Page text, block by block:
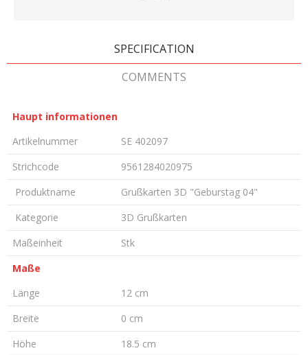
SPECIFICATION
COMMENTS
Haupt informationen
Artikelnummer
SE 402097
Strichcode
9561284020975
Produktname
Grußkarten 3D "Geburstag 04"
Kategorie
3D Grußkarten
Maßeinheit
Stk
Maße
Länge
12 cm
Breite
0 cm
Höhe
18.5 cm